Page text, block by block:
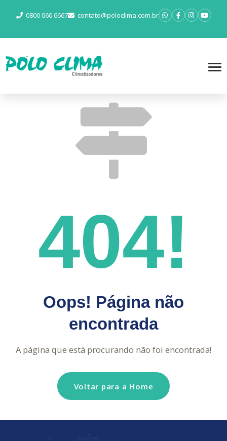
0800 060 6667 contato@poloclima.com.br
404!
Oops! Página não
encontrada
A página que está procurando não foi encontrada!
Voltar para a Home